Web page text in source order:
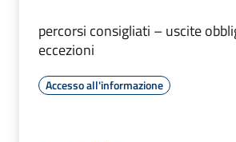
percorsi consigliati – uscite
eccezioni
Accesso all'informazione